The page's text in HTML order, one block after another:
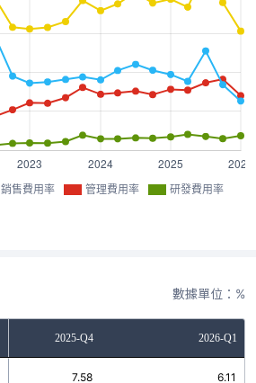
銷售費用率 管理費用率 研發費用率
數據單位：%
2025-Q4 2026-Q1
7.58 6.11